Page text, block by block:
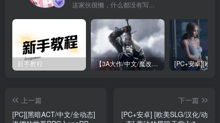
这家伙很懒，什么都没有写...
新手教程 【3A大作/中文/魔改】巫师3：狂嫖 绅士邪恶魔改版[解压即玩小白福音]【170G/新魔改】
上一篇
[PC][黑暗ACT/中文/全动态]
下一篇
[PC+安卓] [欧美SLG/汉化/动